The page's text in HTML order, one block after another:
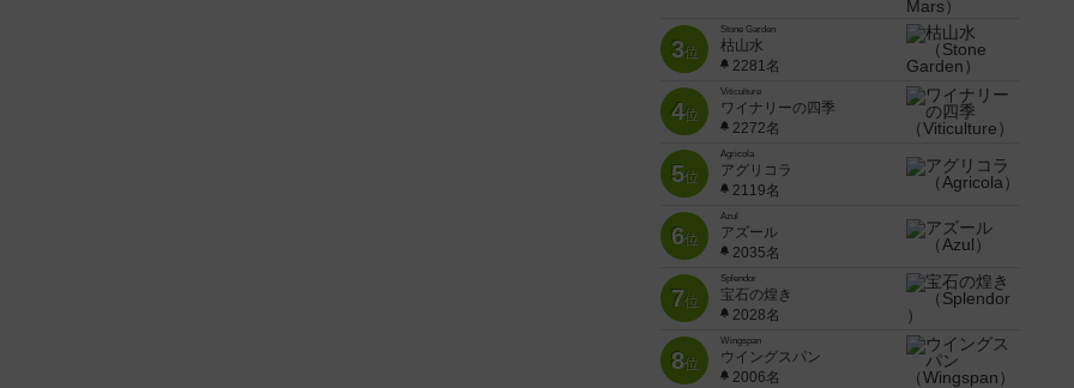
3位
Stone Garden
枯山水
2281名
4位
Viticulture
ワイナリーの四季
2272名
5位
Agricola
アグリコラ
2119名
6位
Azul
アズール
2035名
7位
Splendor
宝石の煌き
2028名
8位
Wingspan
ウイングスパン
2006名